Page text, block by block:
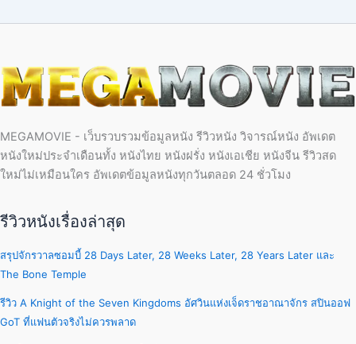
MEGAMOVIE - เว็บรวบรวมข้อมูลหนัง รีวิวหนัง วิจารณ์หนัง อัพเดต
หนังใหม่ประจำเดือนทั้ง หนังไทย หนังฝรั่ง หนังเอเชีย หนังจีน รีวิวสด
ใหม่ไม่เหมือนใคร อัพเดตข้อมูลหนังทุกวันตลอด 24 ชั่วโมง
รีวิวหนังเรื่องล่าสุด
สรุปจักรวาลซอมบี้ 28 Days Later, 28 Weeks Later, 28 Years Later และ
The Bone Temple
รีวิว A Knight of the Seven Kingdoms อัศวินแห่งเจ็ดราชอาณาจักร สปินออฟ
GoT ที่แฟนตัวจริงไม่ควรพลาด